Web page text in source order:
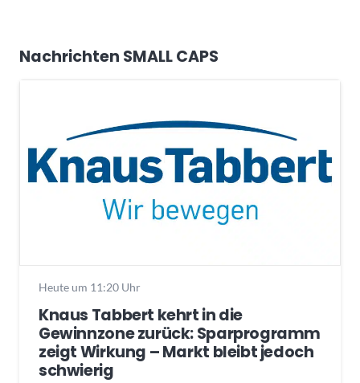
Nachrichten SMALL CAPS
Heute um 11:20 Uhr
Knaus Tabbert kehrt in die
Gewinnzone zurück: Sparprogramm
zeigt Wirkung – Markt bleibt jedoch
schwierig